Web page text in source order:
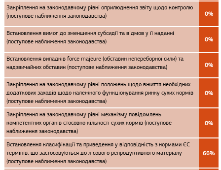
Закріплення на законодавчому рівні оприлюднення звіту щодо контролю
(поступове наближення законодавства)
0%
Встановлення вимог до зменшення субсидії та відмов у її наданні
(поступове наближення законодавства)
0%
Встановлення випадків force majeure (обставин непереборної сили) та
надзвичайних обставин (поступове наближення законодавства)
0%
Закріплення на законодавчому рівні положень щодо вжиття необхідних
додаткових заходів щодо належного функціонування ринку сухих кормів
(поступове наближення законодавства)
0%
Закріплення на законодавчому рівні механізму повідомлень
компетентних органів стосовно кількості сухих кормів (поступове
наближення законодавства)
0%
Встановлення класифікації та приведення у відповідність з нормами ЄС
термінів, що застосовуються до лісового репродуктивного матеріалу
(поступове наближення законодавства)
66%